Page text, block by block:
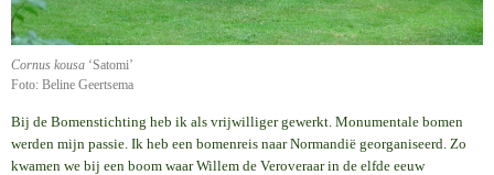
Cornus kousa ‘Satomi’
Foto: Beline Geertsema
Bij de Bomenstichting heb ik als vrijwilliger gewerkt. Monumentale bomen
werden mijn passie. Ik heb een bomenreis naar Normandië georganiseerd. Zo
kwamen we bij een boom waar Willem de Veroveraar in de elfde eeuw